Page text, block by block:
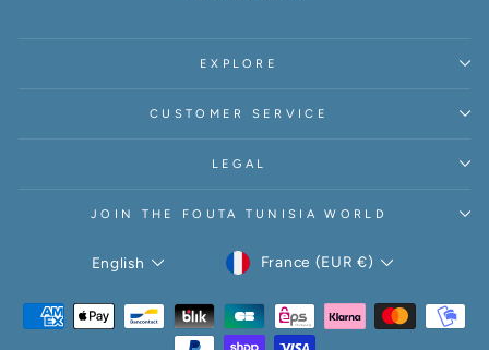
EXPLORE
CUSTOMER SERVICE
LEGAL
JOIN THE FOUTA TUNISIA WORLD
LANGUAGE
English CURRENCY
France (EUR €)